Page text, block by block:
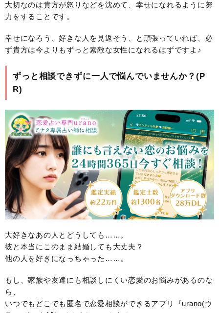
大切なのは貴方が怒りなどを沈めて、幸せになれるように努
力をすることです。
幸せになろう、好きな人を見返そう、と頑張っていれば、必
ず貴方は今よりもずっと素敵な女性になれるはずですよ♪
ずっと相談できずに一人で悩んでいませんか？(P
R)
大好きなあの人とどうしても……。
彼と本当にこのまま結婚しても大丈夫？
他の人を好きになっちゃった……。
もし、家族や友達にも相談しにくい恋愛のお悩みがあるのな
ら、
いつでもどこでも匿名で恋愛相談ができるアプリ『urano(ウ